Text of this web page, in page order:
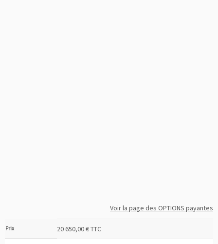
Voir la page des OPTIONS payantes
Prix 20 650,00 € TTC